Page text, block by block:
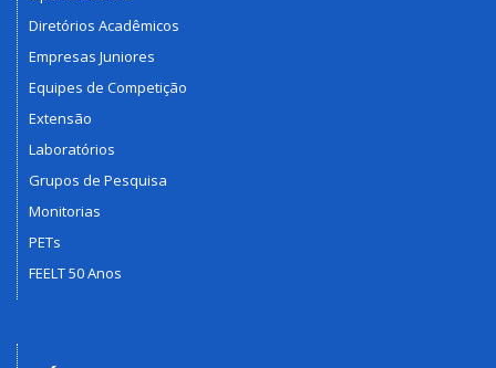
Diretórios Acadêmicos
Empresas Juniores
Equipes de Competição
Extensão
Laboratórios
Grupos de Pesquisa
Monitorias
PETs
FEELT 50 Anos